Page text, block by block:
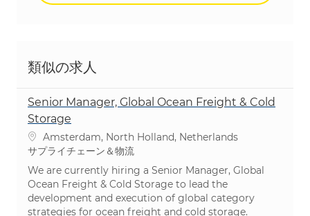
類似の求人
Senior Manager, Global Ocean Freight & Cold
Storage
場所Amsterdam, North Holland, Netherlands
カテゴリ
サプライチェーン＆物流
We are currently hiring a Senior Manager, Global
Ocean Freight & Cold Storage to lead the
development and execution of global category
strategies for ocean freight and cold storage.